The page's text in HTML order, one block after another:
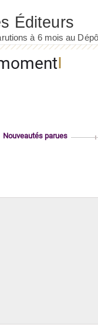
Nouveautés parues